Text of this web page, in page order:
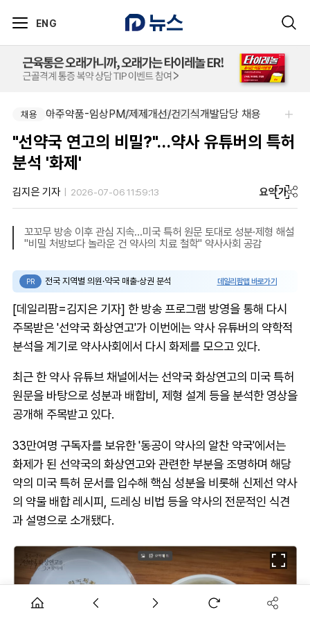
ENG
채용 부광약품-본사 사업개발 팀원&팀장 채용
채용 아주약품-임상PM/제제개선/건기식개발담당 채용
"선약국 연고의 비밀?"…약사 유튜버의 특허
분석 '화제'
김지은 기자 2026-07-06 11:59:13 요약가
꼬꼬무 방송 이후 관심 지속…미국 특허 원문 토대로 성분·제형 해설
"비밀 처방보다 놀라운 건 약사의 치료 철학" 약사사회 공감
PR 전국 지역별 의원·약국 매출·상권 분석 데일리팜맵 바로가기
[데일리팜=김지은 기자] 한 방송 프로그램 방영을 통해 다시
주목받은 '선약국 화상연고'가 이번에는 약사 유튜버의 약학적
분석을 계기로 약사사회에서 다시 화제를 모으고 있다.
최근 한 약사 유튜브 채널에서는 선약국 화상연고의 미국 특허
원문을 바탕으로 성분과 배합비, 제형 설계 등을 분석한 영상을
공개해 주목받고 있다.
33만여명 구독자를 보유한 '동공이 약사의 알찬 약국'에서는
화제가 된 선약국의 화상연고와 관련한 부분을 조명하며 해당
약의 미국 특허 문서를 입수해 핵심 성분을 비롯해 신제선 약사
의 약물 배합 레시피, 드레싱 비법 등을 약사의 전문적인 식견
과 설명으로 소개됐다.